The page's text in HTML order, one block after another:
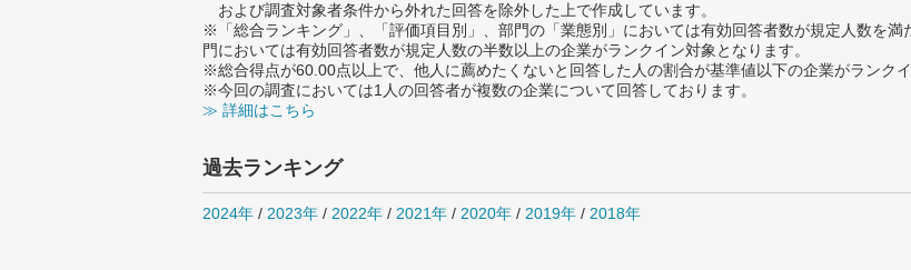
および調査対象者条件から外れた回答を除外した上で作成しています。
※「総合ランキング」、「評価項目別」、部門の「業態別」においては有効回答者数が規定人数を
門においては有効回答者数が規定人数の半数以上の企業がランクイン対象となります。
※総合得点が60.00点以上で、他人に薦めたくないと回答した人の割合が基準値以下の企業がランクイ
※今回の調査においては1人の回答者が複数の企業について回答しております。
≫ 詳細はこちら
過去ランキング
2024年 / 2023年 / 2022年 / 2021年 / 2020年 / 2019年 / 2018年